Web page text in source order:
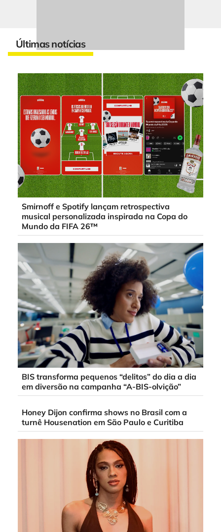
Últimas notícias
Smirnoff e Spotify lançam retrospectiva
musical personalizada inspirada na Copa do
Mundo da FIFA 26™
BIS transforma pequenos “delitos” do dia a dia
em diversão na campanha “A-BIS-olvição”
Honey Dijon confirma shows no Brasil com a
turnê Housenation em São Paulo e Curitiba